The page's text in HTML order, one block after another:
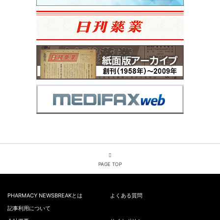
PAGE TOP
PHARMACY NEWSBREAKとは
よくある質問
記事利用について